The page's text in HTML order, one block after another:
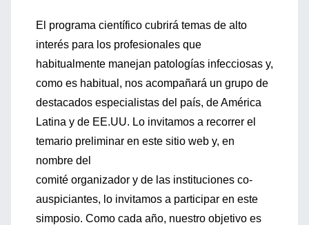
El programa científico cubrirá temas de alto
interés para los profesionales que
habitualmente manejan patologías infecciosas y,
como es habitual, nos acompañará un grupo de
destacados especialistas del país, de América
Latina y de EE.UU. Lo invitamos a recorrer el
temario preliminar en este sitio web y, en
nombre del
comité organizador y de las instituciones co-
auspiciantes, lo invitamos a participar en este
simposio. Como cada año, nuestro objetivo es